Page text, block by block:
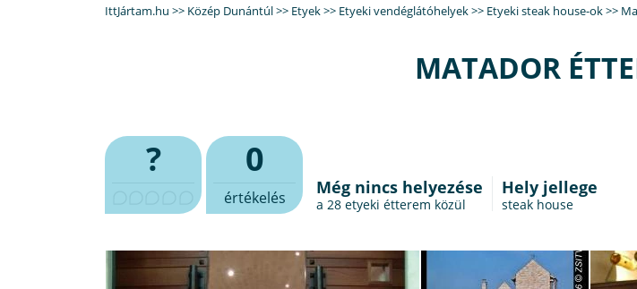
IttJártam.hu >> Közép Dunántúl>> Etyek>> Etyeki vendéglátóhelyek>> Etyeki steak house-ok>>
MATADOR
? 0
értékelés Még nincs helyezése
a 28 etyeki étterem közül
Hely jellege
steak house